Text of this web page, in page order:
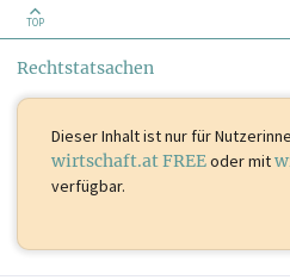
TOP
Rechtstatsachen
Dieser Inhalt istnur für
wirtschaft.at FREEoder mit
verfügbar.